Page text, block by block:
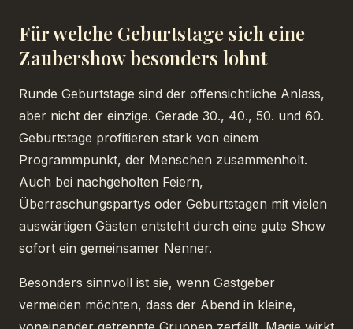
Für welche Geburtstage sich eine
Zaubershow besonders lohnt
Runde Geburtstage sind der offensichtliche Anlass,
aber nicht der einzige. Gerade 30., 40., 50. und 60.
Geburtstage profitieren stark von einem
Programmpunkt, der Menschen zusammenholt.
Auch bei nachgeholten Feiern,
Überraschungspartys oder Geburtstagen mit vielen
auswärtigen Gästen entsteht durch eine gute Show
sofort ein gemeinsamer Nenner.
Besonders sinnvoll ist sie, wenn Gastgeber
vermeiden möchten, dass der Abend in kleine,